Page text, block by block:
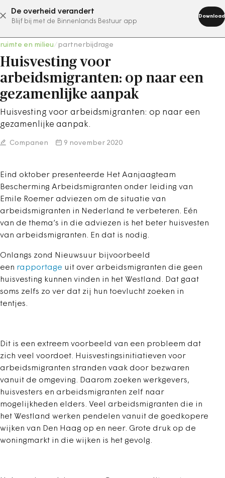
De overheid verandert
Blijf bij met de Binnenlands Bestuur app
Download
abonneer nu
ruimte en milieu partnerbijdrage
Huisvesting voor
arbeidsmigranten: op naar een
gezamenlijke aanpak
Huisvesting voor arbeidsmigranten: op naar een
gezamenlijke aanpak.
Companen 9 november 2020
Eind oktober presenteerde Het Aanjaagteam
Bescherming Arbeidsmigranten onder leiding van
Emile Roemer adviezen om de situatie van
arbeidsmigranten in Nederland te verbeteren. Eén
van de thema’s in die adviezen is het beter huisvesten
van arbeidsmigranten. En dat is nodig.
Onlangs zond Nieuwsuur bijvoorbeeld
een rapportage uit over arbeidsmigranten die geen
huisvesting kunnen vinden in het Westland. Dat gaat
soms zelfs zo ver dat zij hun toevlucht zoeken in
tentjes.
Dit is een extreem voorbeeld van een probleem dat
zich veel voordoet. Huisvestingsinitiatieven voor
arbeidsmigranten stranden vaak door bezwaren
vanuit de omgeving. Daarom zoeken werkgevers,
huisvesters en arbeidsmigranten zelf naar
mogelijkheden elders. Veel arbeidsmigranten die in
het Westland werken pendelen vanuit de goedkopere
wijken van Den Haag op en neer. Grote druk op de
woningmarkt in die wijken is het gevolg.